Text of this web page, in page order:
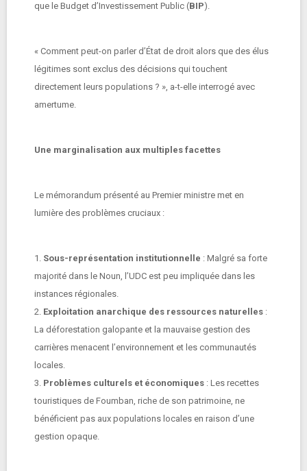
que le Budget d’Investissement Public (BIP).
« Comment peut-on parler d’État de droit alors que des élus
légitimes sont exclus des décisions qui touchent
directement leurs populations ? », a-t-elle interrogé avec
amertume.
Une marginalisation aux multiples facettes
Le mémorandum présenté au Premier ministre met en
lumière des problèmes cruciaux :
1. Sous-représentation institutionnelle : Malgré sa forte
majorité dans le Noun, l’UDC est peu impliquée dans les
instances régionales.
2. Exploitation anarchique des ressources naturelles :
La déforestation galopante et la mauvaise gestion des
carrières menacent l’environnement et les communautés
locales.
3. Problèmes culturels et économiques : Les recettes
touristiques de Foumban, riche de son patrimoine, ne
bénéficient pas aux populations locales en raison d’une
gestion opaque.